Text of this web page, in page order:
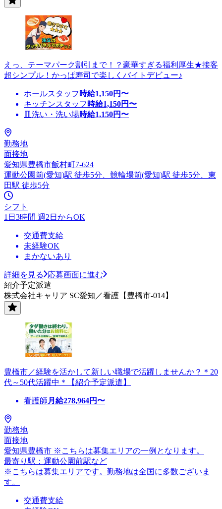
えっ、テーマパーク割引まで！？豪華すぎる福利厚生★接客
超シンプル！かっぱ寿司で楽しくバイトデビュー♪
ホールスタッフ 時給1,150円〜
キッチンスタッフ 時給1,150円〜
皿洗い・洗い場時給1,150円〜
勤務地
面接地
愛知県豊橋市飯村町7-624
運動公園前(愛知)駅 徒歩5分、競輪場前(愛知)駅 徒歩5分、東
田駅 徒歩5分
シフト
1日3時間 週2日からOK
交通費支給
未経験OK
まかないあり
詳細を見る
応募画面に進む
紹介予定派遣
株式会社キャリア SC愛知／看護【豊橋市-014】
豊橋市／経験を活かして新しい職場で活躍しませんか？＊20
代～50代活躍中＊【紹介予定派遣】
看護師 月給278,964円〜
勤務地
面接地
愛知県豊橋市 ※こちらは募集エリアの一例となります。
最寄り駅：運動公園前駅など
※こちらは募集エリアです。勤務地は全国に多数ございま
す。
交通費支給